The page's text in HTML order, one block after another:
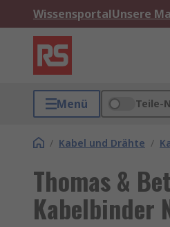
WissensportalUnsere
Menü Teile-
/ Kabel und Drähte /
Thomas &
Kabelbinder